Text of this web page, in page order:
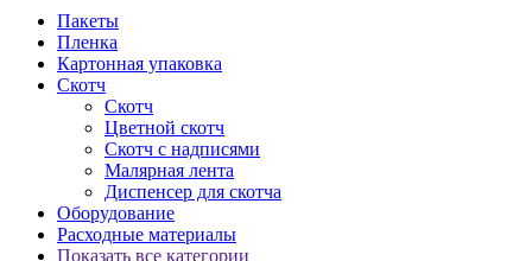
Пакеты
Пленка
Картонная упаковка
Скотч
Скотч
Цветной скотч
Скотч с надписями
Малярная лента
Диспенсер для скотча
Оборудование
Расходные материалы
Показать все категории